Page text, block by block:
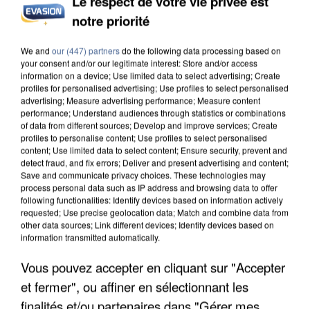
INCENDIES : L’ÎLE-DE-FRANCE LANCE UN ÉLAN
DE SOLIDARITÉ AVEC LES...
APRÈS TOUTES CES CANICULES, LES REFUGES
notre priorité
We and our (447) partnersdo the following data processing based on
your consent and/or our legitimate interest: Store and/or access
information on a device; Use limited data to select advertising; Create
profiles for personalised advertising; Use profiles to select personalised
advertising; Measure advertising performance; Measure content
performance; Understand audiences through statistics or combinations
of data from different sources; Develop and improve services; Create
profiles to personalise content; Use profiles to select personalised
content; Use limited data to select content; Ensure security, prevent and
detect fraud, and fix errors; Deliver and present advertising and content;
Save and communicate privacy choices. These technologies may
process personal data such as IP address and browsing data to offer
following functionalities: Identify devices based on information actively
requested; Use precise geolocation data; Match and combine data from
other data sources; Link different devices; Identify devices based on
information transmitted automatically.
Vous pouvez accepter en cliquant sur "Accepter
et fermer", ou affiner en sélectionnant les
finalités et/ou partenaires dans "Gérer mes